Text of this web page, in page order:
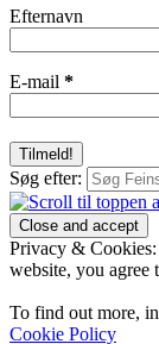
Efternavn
E-mail *
Søg efter:
Privacy &
website, you agree
To find out more,
Cookie Policy